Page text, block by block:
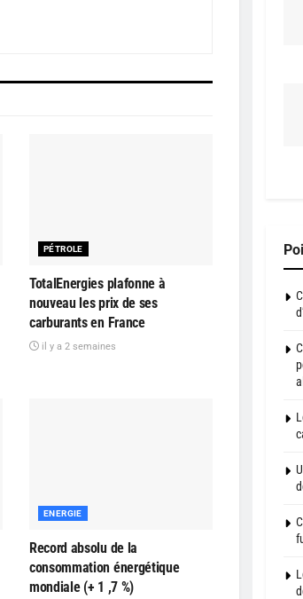
PÉTROLE
TotalEnergies plafonne à
nouveau les prix de ses
carburants en France
il y a 2 semaines
ENERGIE
Record absolu de la
consommation énergétique
mondiale (+ 1 ,7 %)